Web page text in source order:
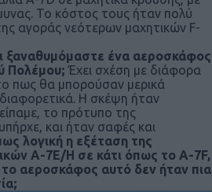
Το κόστος τους ήταν πολύ
αγοράς νεότερων μαχητικών F-
ξαναθυμόμαστε ένα αεροσκάφος
Πολέμου; Έχει σχέση με διάφορα
πως θα μπορούσαν μερικά
Η σκέψη ήταν
το πρότυπο της
και ήταν σαφές και
λογική η εξέταση της
A-7E/H σε κάτι όπως το A-7F,
αεροσκάφος αυτό δεν ήταν πια